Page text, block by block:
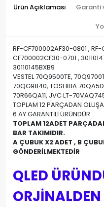
Ürün Açıklaması Garanti
RF-CF700002AF30-0801 ,
CF700002CF30-0701 ,
30110145BXB9
VESTEL 70Q9500TE,
70QG9840, TOSHIBA
70R66QA11, JVC LT-
TOPLAM 12 PARÇADAN
6 AY GARANTİLİ ÜRÜNDÜR.
TOPLAM 12ADET
BAR TAKIMIDIR.
A ÇUBUK X2 ADET , B
GÖNDERİLMEKTEDİR
QLED